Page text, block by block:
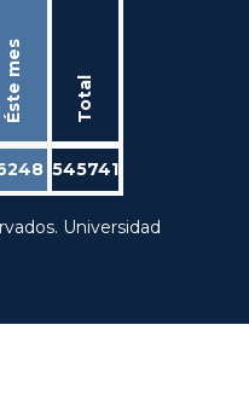
Éste mes Total
545741
Universidad